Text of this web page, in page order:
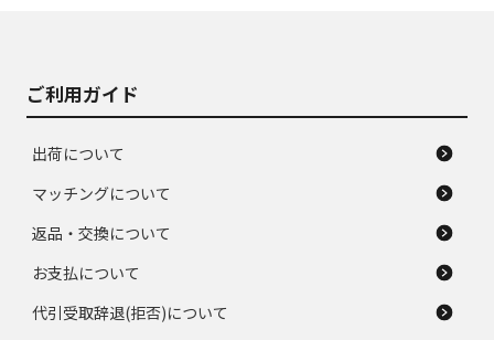
ご利用ガイド
出荷について
マッチングについて
返品・交換について
お支払について
代引受取辞退(拒否)について